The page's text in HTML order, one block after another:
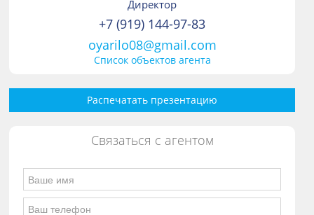
Директор
+7 (919) 144-97-83
oyarilo08@gmail.com
Список объектов агента
Распечатать презентацию
Связаться с агентом